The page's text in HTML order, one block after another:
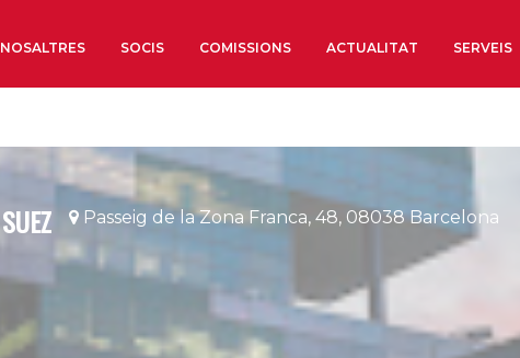
NOSALTRES
Òrgans de Govern
Òrgans Consultius
Institut d’Estudis Estratègics
Societat Barcelonesa d’Estudis
Econòmics i Socials
SOCIS COMISSIONS ACTUALITAT SERVEIS
SUEZ Passeig de la Zona Franca, 48, 08038 Barcelona